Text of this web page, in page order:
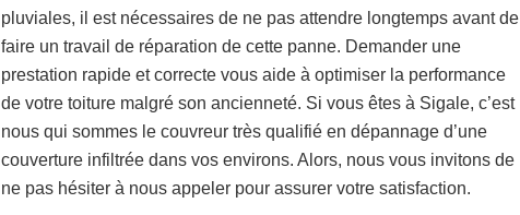
pluviales, il est nécessaires de ne pas attendre longtemps avant de
faire un travail de réparation de cette panne. Demander une
prestation rapide et correcte vous aide à optimiser la performance
de votre toiture malgré son ancienneté. Si vous êtes à Sigale, c’est
nous qui sommes le couvreur très qualifié en dépannage d’une
couverture infiltrée dans vos environs. Alors, nous vous invitons de
ne pas hésiter à nous appeler pour assurer votre satisfaction.